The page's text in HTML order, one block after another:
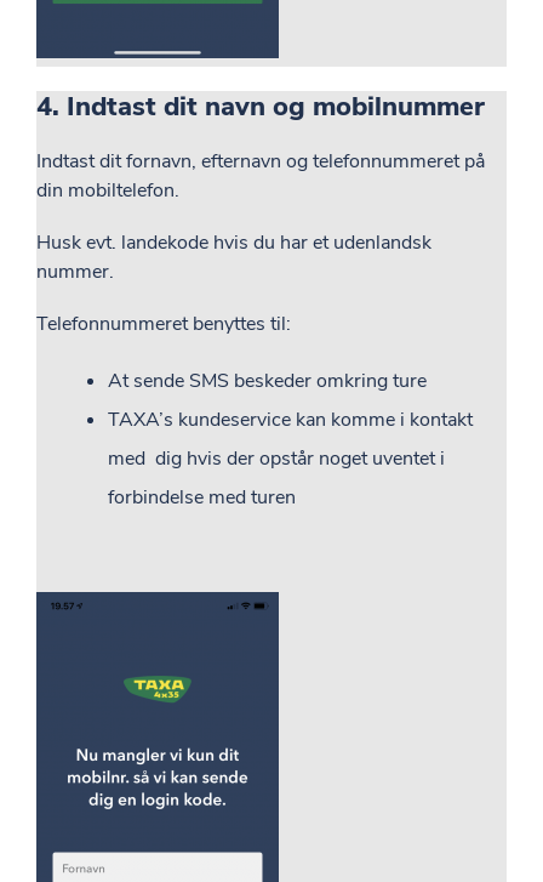
4. Indtast dit navn og mobilnummer
Indtast dit fornavn, efternavn og telefonnummeret på
din mobiltelefon.
Husk evt. landekode hvis du har et udenlandsk
nummer.
Telefonnummeret benyttes til:
At sende SMS beskeder omkring ture
TAXA’s kundeservice kan komme i kontakt
med dig hvis der opstår noget uventet i
forbindelse med turen